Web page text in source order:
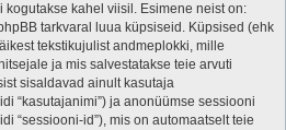
kahel viisil. Esimene neist on:
tarkvaral luua küpsiseid. Küpsised (ehk
tekstikujulist andmeplokki, mille
ja mis salvestatakse teie arvuti
sisaldavad ainult kasutaja
“kasutajanimi”) ja anonüümse sessiooni
“sessiooni-id”), mis on automaatselt teie